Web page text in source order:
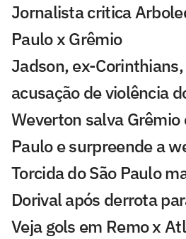
Jornalista critica
Paulo x Grêmio
Jadson, ex-
acusação de violência
Weverton salva Grêmio
Paulo e surpreende a
Torcida do São Paulo
Dorival após derrota
Veja gols em Remo x